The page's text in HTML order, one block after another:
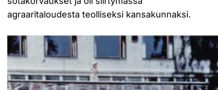
agraaritaloudesta teolliseksi kansakunnaksi.